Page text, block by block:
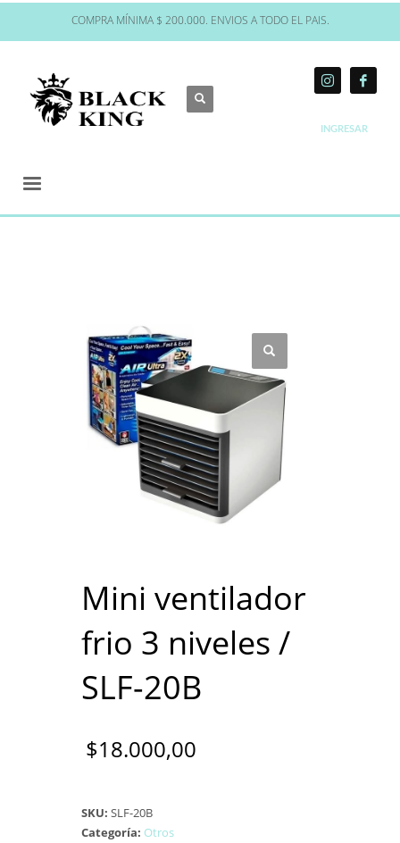
COMPRA MÍNIMA $ 200.000. ENVIOS A TODO EL PAIS.
INGRESAR
Mini ventilador
frio 3 niveles /
SLF-20B
$18.000,00
SKU:SLF-20B
Categoría: Otros